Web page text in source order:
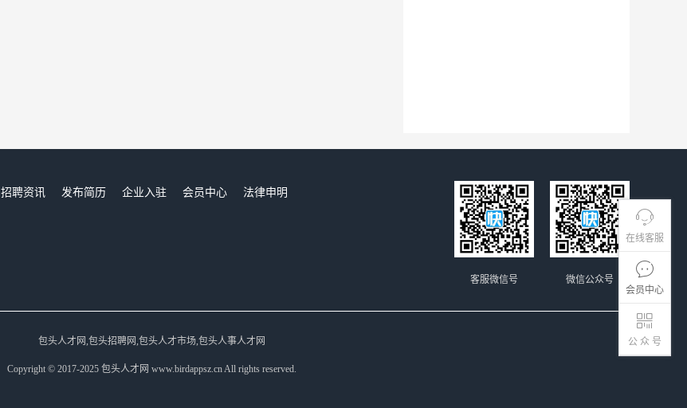
在线客服
会员中心
公 众 号
招聘资讯 发布简历 企业入驻 会员中心
法律申明
微信公众号
客服微信号
包头人才网,包头招聘网,包头人才市场,包头人事人才网
Copyright © 2017-2025 包头人才网 www.birdappsz.cn All rights reserved.